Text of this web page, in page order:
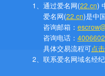
1、通过爱名网(22.cn)
爱名网(22.cn)是中
咨询邮箱：
咨询电话：
具体交易流程可点
2、联系爱名网域名经